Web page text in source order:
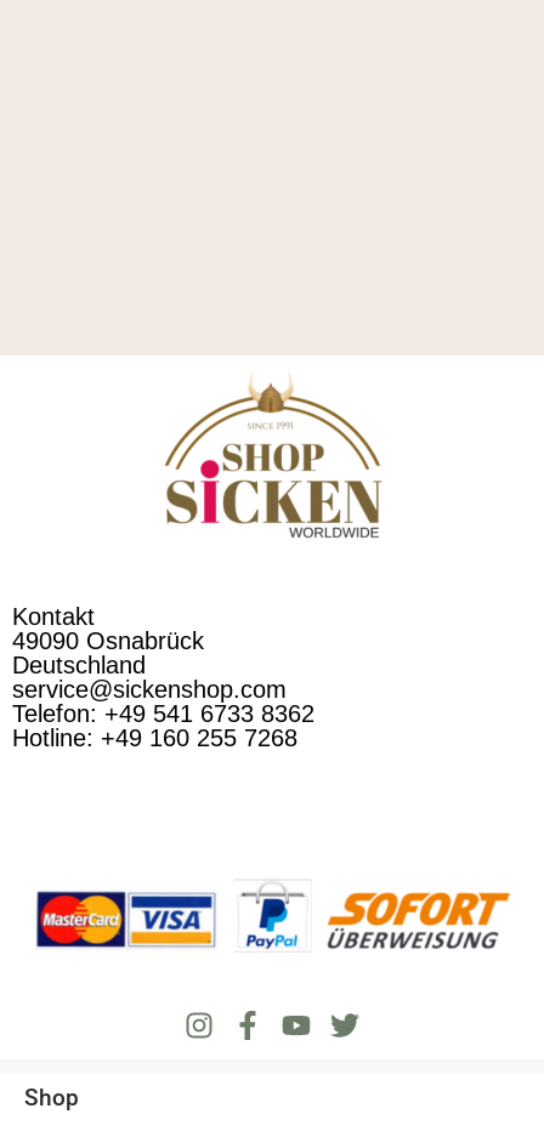
Kontakt
49090 Osnabrück
Deutschland
service@sickenshop.com
Telefon: +49 541 6733 8362
Hotline: +49 160 255 7268
Shop